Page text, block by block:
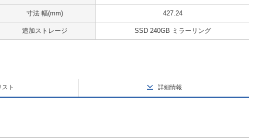
寸法 幅(mm) 427.24
追加ストレージ SSD 240GB ミラーリング
スト 詳細情報